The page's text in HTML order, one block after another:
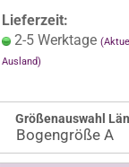
Lieferzeit:
2-5 Werktage
Ausland)
Größenauswahl